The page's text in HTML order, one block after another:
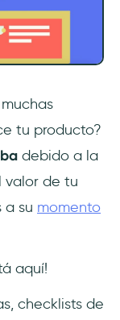
tu producto?
debido a la
valor de tu
a su momento
aquí!
checklists de